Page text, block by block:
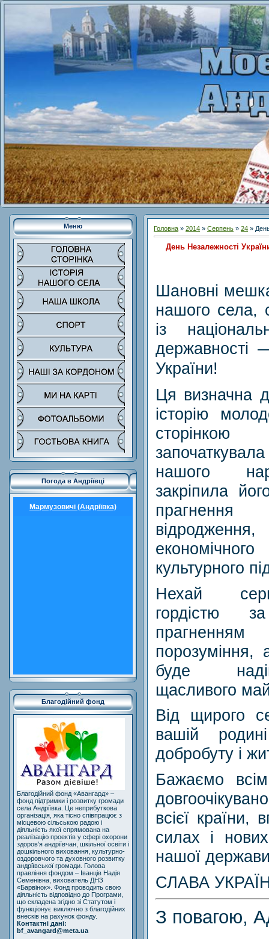
Меню
Погода в Андріївці
Мармузовичі (Андріївка)
Благодійний фонд
Благодійний фонд «Авангард» –
фонд підтримки і розвитку громади
села Андріївка. Це неприбуткова
організація, яка тісно співпрацює з
місцевою сільською радою і
діяльність якої спрямована на
реалізацію проектів у сфері охорони
здоров'я андріївчан, шкільної освіти і
дошкільного виховання, культурно-
оздоровчого та духовного розвитку
андріївської громади. Голова
правління фондом – Іванців Надія
Семенівна, вихователь ДНЗ
«Барвінок». Фонд проводить свою
діяльність відповідно до Програми,
що складена згідно зі Статутом і
функціонує виключно з благодійних
внесків на рахунок фонду.
Контактні дані:
bf_avangard@meta.ua
Головна » 2014 » Серпень » 24 »
День Незалежності
Шановні
нашого села,
із
державності
України!
Ця визначна
історію
нашого
закріпила
прагнення
культурного
Нехай
гордістю
буде
щасливого
Від щирого
вашій
добробуту і
Бажаємо всім
всієї країни,
силах і
нашої
СЛАВА
З повагою,